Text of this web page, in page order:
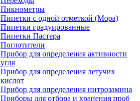
Пикнометры
Пипетки с одной отметкой (Мора)
Пипетки градуированные
Пипетки Пастера
Поглотители
Прибор для определения активности
угля
Прибор для определения летучих
кислот
Прибор для определения нитрозамина
Приборы для отбора и хранения проб